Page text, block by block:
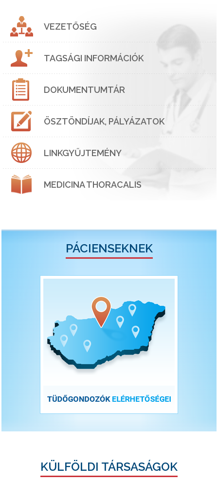
VEZETŐSÉG
TAGSÁGI INFORMÁCIÓK
DOKUMENTUMTÁR
ÖSZTÖNDÍJAK, PÁLYÁZATOK
LINKGYŰJTEMÉNY
MEDICINA THORACALIS
PÁCIENSEKNEK
KÜLFÖLDI TÁRSASÁGOK